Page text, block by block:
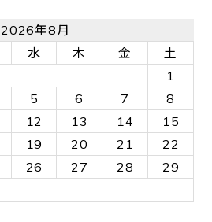
2026年8月
水 木 金
土
1
5 6 7
8
12 13 14
15
19 20 21
22
26 27 28
29